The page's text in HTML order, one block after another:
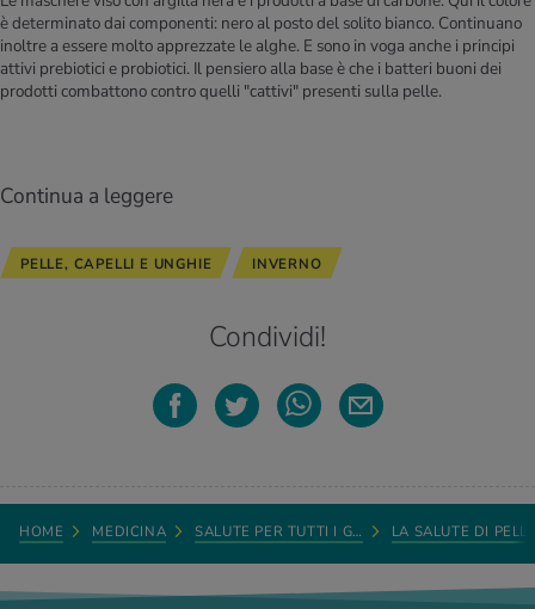
è determinato dai componenti: nero al posto del solito bianco. Continuano
inoltre a essere molto apprezzate le alghe. E sono in voga anche i principi
attivi prebiotici e probiotici. Il pensiero alla base è che i batteri buoni dei
prodotti combattono contro quelli "cattivi" presenti sulla pelle.
Continua a leggere
PELLE, CAPELLI E UNGHIE INVERNO
Condividi!
HOME MEDICINA SALUTE PER TUTTI I G… LA SALUTE DI